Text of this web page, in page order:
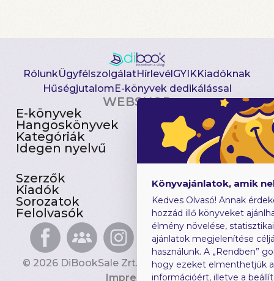
RólunkÜgyfélszolgálatHírlevélGYIKKiadóknak
HűségjutalomE-könyvek dedikálással
WEBSHOP
E-könyvek
Hangoskönyvek
Kategóriák
Idegen nyelvű
Csomagajánlatok
Akciósak
Előjegyezhetők
Újdonságok
Szerzők
Kiadók
Sorozatok
Felolvasók
Gyerekkönyvek
Heti toplista
Ajándékutalvány
Blog
© 2026 DiBookSale Zrt. Minden jog fenntartva.
Impresszum
Könyvajánlatok, amik
Kedves Olvasó! Annak
hozzád illő könyveket
élmény növelése,
ajánlatok megjelenítése
használunk. A „Rendben”
hogy ezeket elmenthetjük
információért, illetve a